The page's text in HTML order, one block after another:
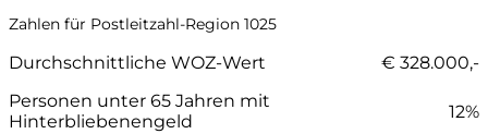
Zahlen für Postleitzahl-Region 1025
Durchschnittliche WOZ-Wert
€ 328.000,-
Personen unter 65 Jahren mit
Hinterbliebenengeld
12%